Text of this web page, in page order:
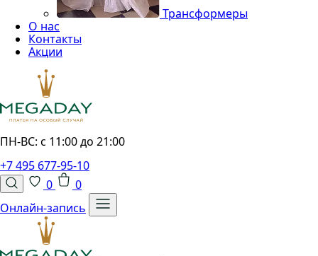
Трансформеры
О нас
Контакты
Акции
ПН-ВС: с 11:00 до 21:00
+7 495 677-95-10
0
0
Онлайн-запись